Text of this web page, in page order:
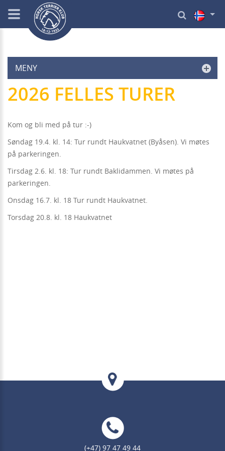
MENY
2026 FELLES TURER
Kom og bli med på tur :-)
Søndag 19.4. kl. 14: Tur rundt Haukvatnet (Byåsen). Vi møtes
på parkeringen.
Tirsdag 2.6. kl. 18: Tur rundt Baklidammen. Vi møtes på
parkeringen.
Onsdag 16.7. kl. 18 Tur rundt Haukvatnet.
Torsdag 20.8. kl. 18 Haukvatnet
(+47) 97 47 49 44